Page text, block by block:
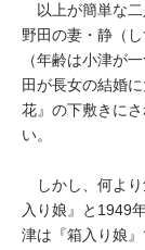
以上が簡単な二
野田の妻・静（
（年齢は小津が
田が長女の結婚
花』の下敷きに
い。
しかし、何より
入り娘』と1949
津は『箱入り娘』